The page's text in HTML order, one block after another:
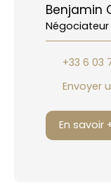
Benjamin
Négociateur
+33 6 03
Envoyer
En savoir